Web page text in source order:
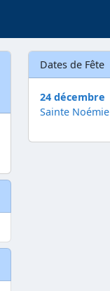
Dates de Fête
24 décembre
Sainte Noémie